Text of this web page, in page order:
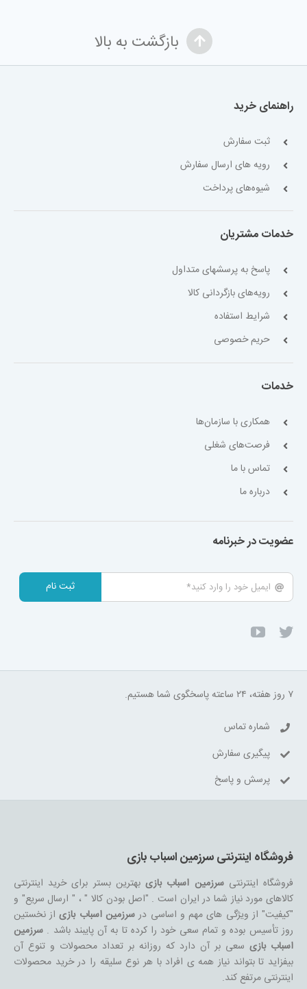
بازگشت به بالا
راهنمای خرید
ثبت سفارش
رویه های ارسال سفارش
شیوه‌های پرداخت
خدمات مشتریان
پاسخ به پرسشهای متداول
رویه‌های بازگردانی کالا
شرایط استفاده
حریم خصوصی
خدمات
همکاری با سازمان‌ها
فرصت‌های شغلی
تماس با ما
درباره ما
عضویت در خبرنامه
ثبت نام
۷ روز هفته، ۲۴ ساعته پاسخگوی شما هستیم.
شماره تماس
پیگیری سفارش
پرسش و پاسخ
فروشگاه اینترنتی سرزمین اسباب بازی
فروشگاه اینترنتیسرزمین اسباب بازیبهترین بستر برای خرید اینترنتی
کالاهای مورد نیاز شما در ایران است . "اصل بودن کالا " ، " ارسال سریع" و
"کیفیت" از ویژگی های مهم و اساسی در سرزمین اسباب بازیاز نخستین
روز تأسیس بوده و تمام سعی خود را کرده تا به آن پایبند باشد .سرزمین
اسباب بازیسعی بر آن دارد که روزانه بر تعداد محصولات و تنوع آن
بیفزاید تا بتواند نیاز همه ی افراد با هر نوع سلیقه را در خرید محصولات
اینترنتی مرتفع کند.